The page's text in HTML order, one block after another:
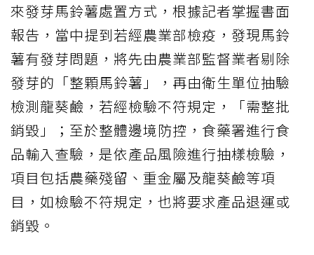
來發芽馬鈴薯處置方式，根據記者掌握書面
報告，當中提到若經農業部檢疫，發現馬鈴
薯有發芽問題，將先由農業部監督業者剔除
發芽的「整顆馬鈴薯」，再由衛生單位抽驗
檢測龍葵鹼，若經檢驗不符規定，「需整批
銷毀」；至於整體邊境防控，食藥署進行食
品輸入查驗，是依產品風險進行抽樣檢驗，
項目包括農藥殘留、重金屬及龍葵鹼等項
目，如檢驗不符規定，也將要求產品退運或
銷毀。